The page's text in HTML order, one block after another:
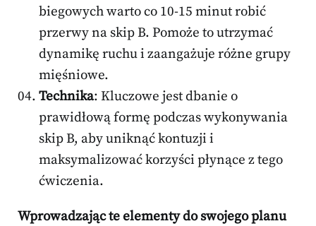
biegowych warto co 10-15 minut robić
przerwy na skip B. Pomoże to utrzymać
dynamikę ruchu i zaangażuje różne grupy
mięśniowe.
Technika: Kluczowe jest dbanie o
prawidłową formę podczas wykonywania
skip B, aby uniknąć kontuzji i
maksymalizować korzyści płynące z tego
ćwiczenia.
Wprowadzając te elementy do swojego planu